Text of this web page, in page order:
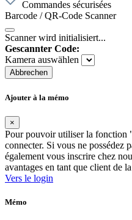
Commandes sécurisées
Barcode / QR-Code Scanner
Scanner wird initialisiert...
Gescannter Code:
Kamera auswählen
Abbrechen
Ajouter à la mémo
×
Pour pouvoir utiliser la fonction
connecter. Si vous ne possédez
également vous inscrire chez
avantages en tant que client de
Vers le login
Mémo